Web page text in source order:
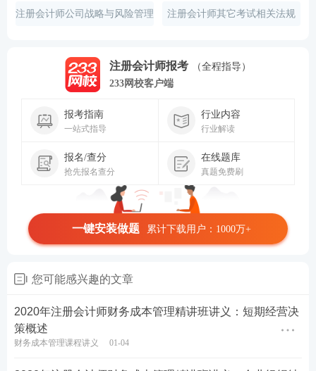
注册会计师公司战略与风险管理 注册会计师其它考试相关法规
注册会计师报考
（全程指导）
233网校客户端
报考指南
一站式指导
行业内容
行业解读
报名/查分
抢先报名查分
在线题库
真题免费刷
一键安装做题 累计下载用户：1000万+
您可能感兴趣的文章
2020年注册会计师财务成本管理精讲班讲义：短期经营决
策概述
财务成本管理课程讲义 01-04